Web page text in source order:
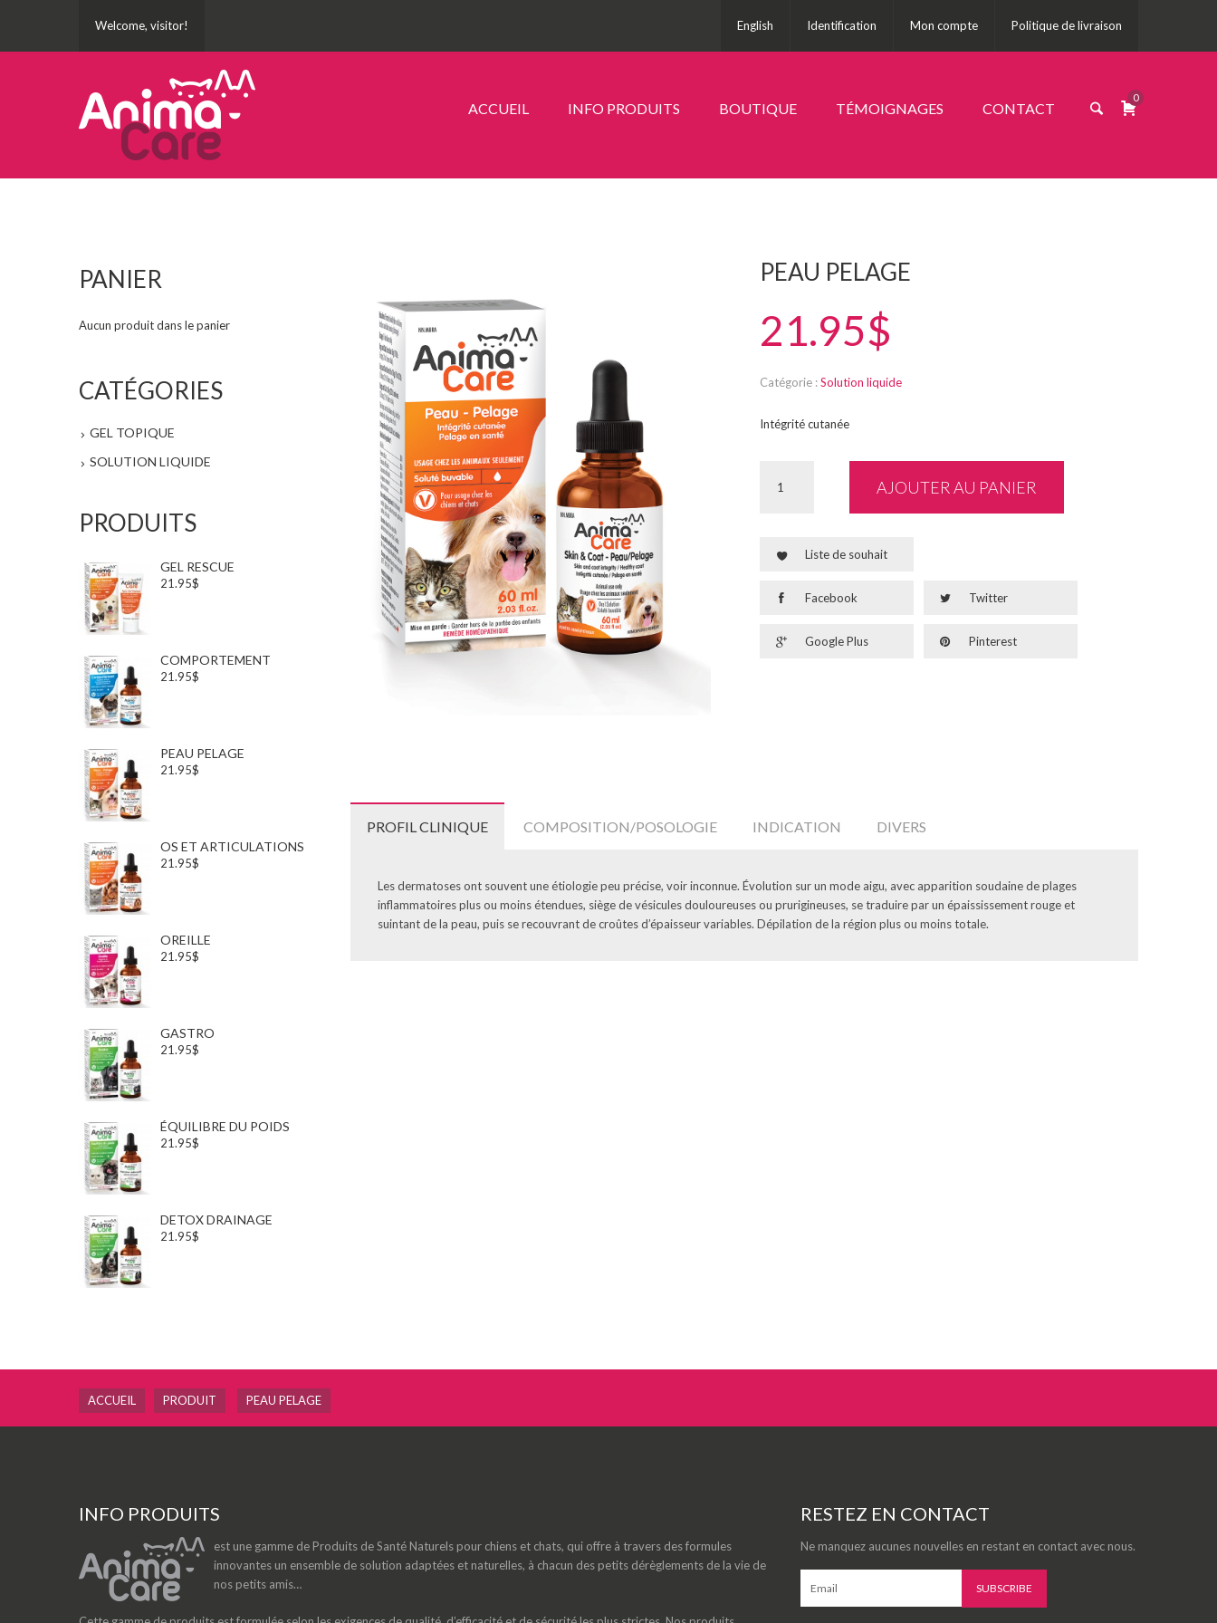
Welcome, visitor! English Identification Mon compte Politique de livraison
0
ACCUEIL INFO PRODUITS BOUTIQUE TÉMOIGNAGES CONTACT
PEAU PELAGE
21.95$
Catégorie :Solution liquide
Intégrité cutanée
AJOUTER AU PANIER
Liste de souhait
Facebook Twitter
Google Plus Pinterest
PROFIL CLINIQUE COMPOSITION/POSOLOGIE INDICATION DIVERS
Les dermatoses ont souvent une étiologie peu précise, voir inconnue. Évolution sur un mode aigu, avec apparition soudaine de plages
inflammatoires plus ou moins étendues, siège de vésicules douloureuses ou prurigineuses, se traduire par un épaississement rouge et
suintant de la peau, puis se recouvrant de croûtes d’épaisseur variables. Dépilation de la région plus ou moins totale.
PANIER
Aucun produit dans le panier
CATÉGORIES
GEL TOPIQUE
SOLUTION LIQUIDE
PRODUITS
GEL RESCUE
21.95$
COMPORTEMENT
21.95$
PEAU PELAGE
21.95$
OS ET ARTICULATIONS
21.95$
OREILLE
21.95$
GASTRO
21.95$
ÉQUILIBRE DU POIDS
21.95$
DETOX DRAINAGE
21.95$
ACCUEIL PRODUIT PEAU PELAGE
INFO PRODUITS
est une gamme de Produits de Santé Naturels pour chiens et chats, qui offre à travers des formules
innovantes un ensemble de solution adaptées et naturelles, à chacun des petits dérèglements de la vie de
nos petits amis…
RESTEZ EN CONTACT
Ne manquez aucunes nouvelles en restant en contact avec nous.